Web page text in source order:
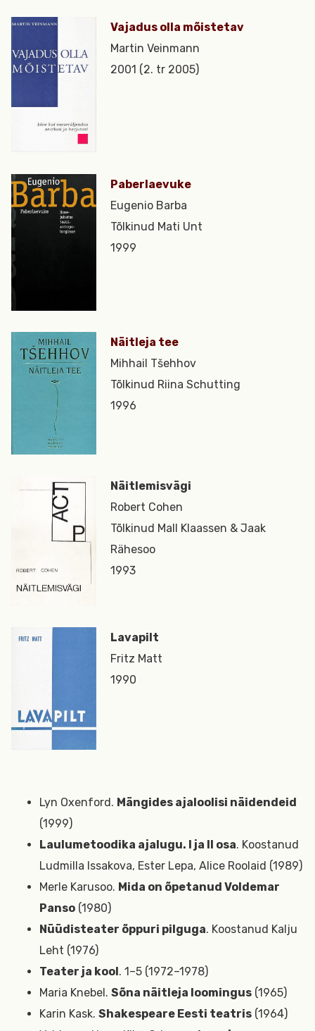
Vajadus olla mõistetav
Martin Veinmann
2001 (2. tr 2005)
Paberlaevuke
Eugenio Barba
Tõlkinud Mati Unt
1999
Näitleja tee
Mihhail Tšehhov
Tõlkinud Riina Schutting
1996
Näitlemisvägi
Robert Cohen
Tõlkinud Mall Klaassen & Jaak
Rähesoo
1993
Lavapilt
Fritz Matt
1990
Lyn Oxenford. Mängides ajaloolisi näidendeid
(1999)
Laulumetoodika ajalugu. I ja II osa. Koostanud
Ludmilla Issakova, Ester Lepa, Alice Roolaid (1989)
Merle Karusoo. Mida on õpetanud Voldemar
Panso (1980)
Nüüdisteater õppuri pilguga. Koostanud Kalju
Leht (1976)
Teater ja kool. 1–5 (1972–1978)
Maria Knebel. Sõna näitleja loomingus (1965)
Karin Kask. Shakespeare Eesti teatris (1964)